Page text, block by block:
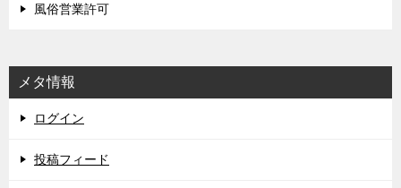
風俗営業許可
メタ情報
ログイン
投稿フィード